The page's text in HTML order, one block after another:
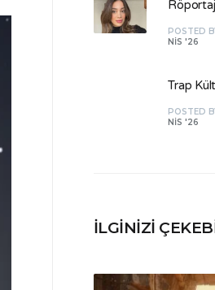
POSTED
NIS '26
Trap
POSTED
NIS '26
İLGINIZI